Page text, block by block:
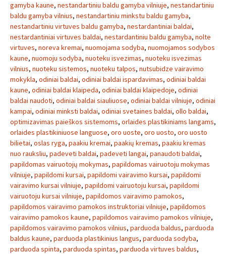
gamyba kaune, nestandartiniu baldu gamyba vilniuje, nestandartiniu
baldu gamyba vilnius, nestandartiniu minkstu baldu gamyba,
nestandartiniu virtuves baldu gamyba, nestardantiniai baldai,
nestardantiniai virtuves baldai, nestardantiniu baldu gamyba, nolte
virtuves, noreva kremai, nuomojama sodyba, nuomojamos sodybos
kaune, nuomoju sodyba, nuoteku isvezimas, nuoteku isvezimas
vilnius, nuoteku sistemos, nuoteku talpos, nutsubidze vairavimo
mokykla, odiniai baldai, odiniai baldai ispardavimas, odiniai baldai
kaune, odiniai baldai klaipeda, odiniai baldai klaipedoje, odiniai
baldai naudoti, odiniai baldai siauliuose, odiniai baldai vilniuje, odiniai
kampai, odiniai minksti baldai, odiniai svetaines baldai, ollo baldai,
optimizavimas paieškos sistemoms, orlaides plastikiniams langams,
orlaides plastikiniuose languose, oro uoste, oro uosto, oro uosto
bilietai, oslas ryga, paakiu kremai, paakių kremas, paakiu kremas
nuo rauksliu, padeveti baldai, padeveti langai, panaudoti baldai,
papildomas vairuotojų mokymas, papildomas vairuotoju mokymas
vilniuje, papildomi kursai, papildomi vairavimo kursai, papildomi
vairavimo kursai vilniuje, papildomi vairuotoju kursai, papildomi
vairuotoju kursai vilniuje, papildomos vairavimo pamokos,
papildomos vairavimo pamokos instruktoriai vilniuje, papildomos
vairavimo pamokos kaune, papildomos vairavimo pamokos vilniuje,
papildomos vairavimo pamokos vilnius, parduoda baldus, parduoda
baldus kaune, parduoda plastikinius langus, parduoda sodyba,
parduoda spinta, parduoda spintas, parduoda virtuves baldus,